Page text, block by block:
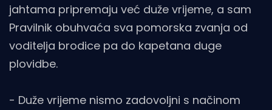
jahtama pripremaju već duže vrijeme, a sam
Pravilnik obuhvaća sva pomorska zvanja od
voditelja brodice pa do kapetana duge
plovidbe.
- Duže vrijeme nismo zadovoljni s načinom